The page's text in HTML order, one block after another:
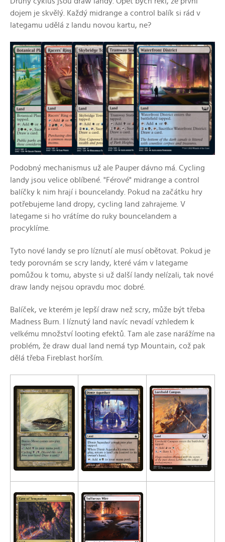
dojem je skvělý. Každý midrange a control balík si rád v
lategamu udělá z landu novou kartu, ne?
Podobný mechanismus už ale Pauper dávno má. Cycling
landy jsou velice oblíbené. "Férové" midrange a control
balíčky k nim hrají i bouncelandy. Pokud na začátku hry
potřebujeme land dropy, cycling land zahrajeme. V
lategame si ho vrátíme do ruky bouncelandem a
procyklíme.
Tyto nové landy se pro líznutí ale musí obětovat. Pokud je
tedy porovnám se scry landy, které vám v lategame
pomůžou k tomu, abyste si už další landy nelízali, tak nové
draw landy nejsou opravdu moc dobré.
Balíček, ve kterém je lepší draw než scry, může být třeba
Madness Burn. I líznutý land navíc nevadí vzhledem k
velkému množství looting efektů. Tam ale zase narážíme na
problém, že draw dual land nemá typ Mountain, což pak
dělá třeba Fireblast horším.